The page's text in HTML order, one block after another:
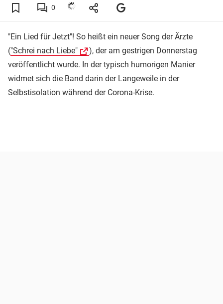
0
"Ein Lied für Jetzt"! So heißt ein neuer Song der Ärzte
("Schrei nach Liebe"
), der am gestrigen Donnerstag
veröffentlicht wurde. In der typisch humorigen Manier
widmet sich die Band darin der Langeweile in der
Selbstisolation während der Corona-Krise.